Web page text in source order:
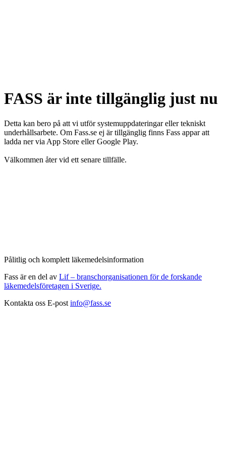
FASS är inte tillgänglig just nu
Detta kan bero på att vi utför systemuppdateringar eller tekniskt
underhållsarbete. Om Fass.se ej är tillgänglig finns Fass appar att
ladda ner via App Store eller Google Play.
Välkommen åter vid ett senare tillfälle.
Pålitlig och komplett läkemedelsinformation
Fass är en del av Lif – branschorganisationen för de forskande
läkemedelsföretagen i Sverige.
Kontakta oss E-post info@fass.se